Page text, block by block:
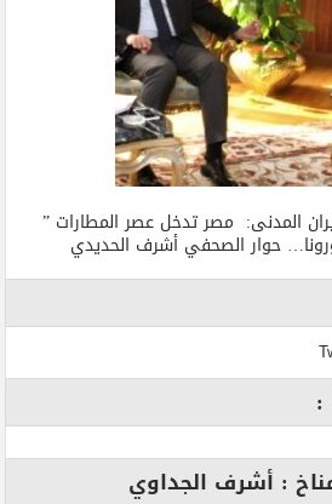
المدنى: مصر تدخل عصر المطارات ”
حوار الصحفي أشرف الحديدي
:
: أشرف الجداوي